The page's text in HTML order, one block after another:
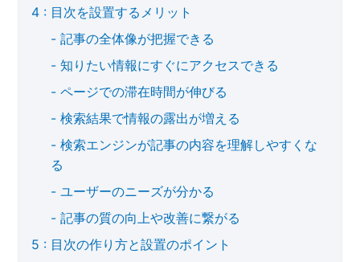
目次を設置するメリット
記事の全体像が把握できる
知りたい情報にすぐにアクセスできる
ページでの滞在時間が伸びる
検索結果で情報の露出が増える
検索エンジンが記事の内容を理解しやすくな
る
ユーザーのニーズが分かる
記事の質の向上や改善に繋がる
目次の作り方と設置のポイント